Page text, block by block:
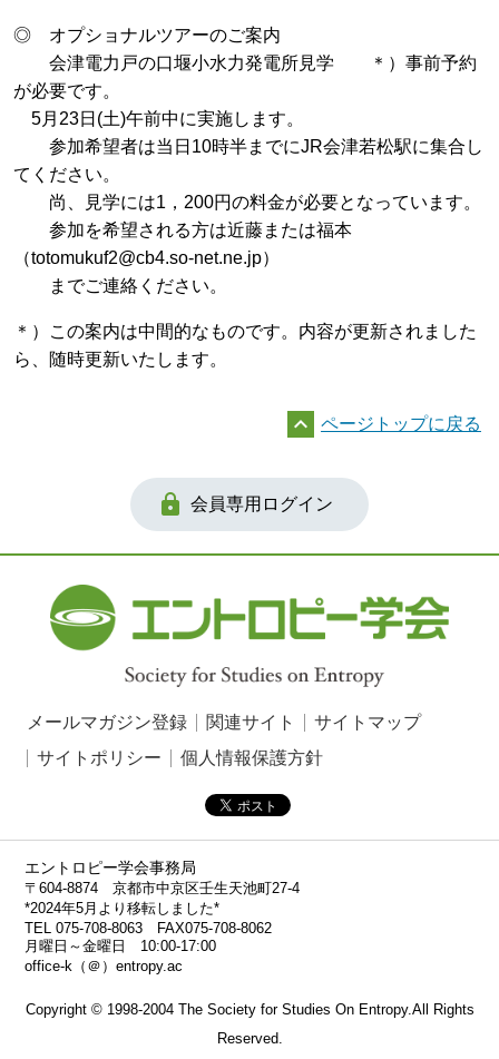
◎ オプショナルツアーのご案内
会津電力戸の口堰小水力発電所見学 ＊）事前予約
が必要です。
5月23日(土)午前中に実施します。
参加希望者は当日10時半までにJR会津若松駅に集合し
てください。
尚、見学には1，200円の料金が必要となっています。
参加を希望される方は近藤または福本
（totomukuf2@cb4.so-net.ne.jp）
までご連絡ください。
＊）この案内は中間的なものです。内容が更新されました
ら、随時更新いたします。
 ページトップに戻る
 会員専用ログイン
メールマガジン登録 関連サイト
サイトマップ
サイトポリシー
個人情報保護方針
エントロピー学会事務局
〒604-8874 京都市中京区壬生天池町27-4
*2024年5月より移転しました*
TEL 075-708-8063 FAX075-708-8062
月曜日～金曜日 10:00-17:00
office-k（＠）entropy.ac
Copyright © 1998-2004 The Society for Studies On Entropy.All Rights
Reserved.